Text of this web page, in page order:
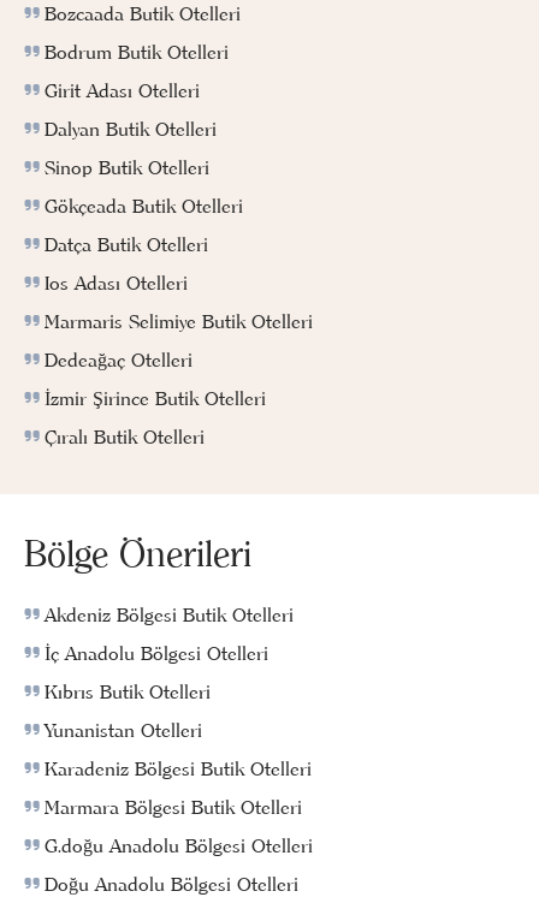
Bozcaada Butik Otelleri
Bodrum Butik Otelleri
Girit Adası Otelleri
Dalyan Butik Otelleri
Sinop Butik Otelleri
Gökçeada Butik Otelleri
Datça Butik Otelleri
Ios Adası Otelleri
Marmaris Selimiye Butik Otelleri
Dedeağaç Otelleri
İzmir Şirince Butik Otelleri
Çıralı Butik Otelleri
Bölge Önerileri
Akdeniz Bölgesi Butik Otelleri
İç Anadolu Bölgesi Otelleri
Kıbrıs Butik Otelleri
Yunanistan Otelleri
Karadeniz Bölgesi Butik Otelleri
Marmara Bölgesi Butik Otelleri
G.doğu Anadolu Bölgesi Otelleri
Doğu Anadolu Bölgesi Otelleri